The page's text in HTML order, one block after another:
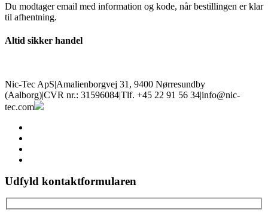
Du modtager email med information og kode, når bestillingen er klar
til afhentning.
Altid sikker handel
Nic-Tec ApS|Amalienborgvej 31, 9400 Nørresundby
(Aalborg)|CVR nr.: 31596084|Tlf. +45 22 91 56 34|info@nic-
tec.com
Udfyld kontaktformularen